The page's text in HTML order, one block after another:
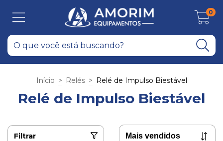
0
Início > Relés > Relé de Impulso Biestável
Relé de Impulso Biestável
Filtrar